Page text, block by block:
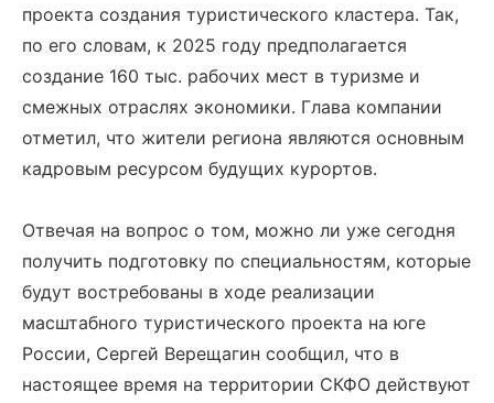
проекта создания туристического кластера. Так,
по его словам, к 2025 году предполагается
создание 160 тыс. рабочих мест в туризме и
смежных отраслях экономики. Глава компании
отметил, что жители региона являются основным
кадровым ресурсом будущих курортов.
Отвечая на вопрос о том, можно ли уже сегодня
получить подготовку по специальностям, которые
будут востребованы в ходе реализации
масштабного туристического проекта на юге
России, Сергей Верещагин сообщил, что в
настоящее время на территории СКФО действуют